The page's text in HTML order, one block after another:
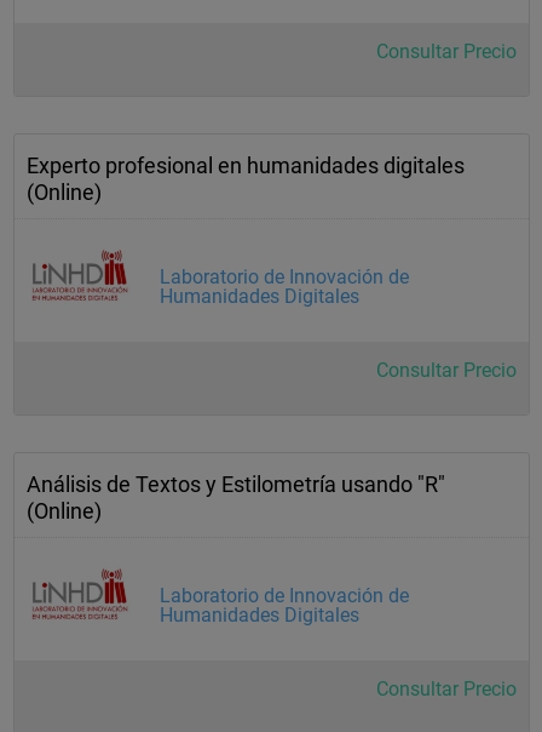
Consultar Precio
Experto profesional en humanidades digitales
(Online)
Laboratorio de Innovación de
Humanidades Digitales
Consultar Precio
Análisis de Textos y Estilometría usando "R"
(Online)
Laboratorio de Innovación de
Humanidades Digitales
Consultar Precio